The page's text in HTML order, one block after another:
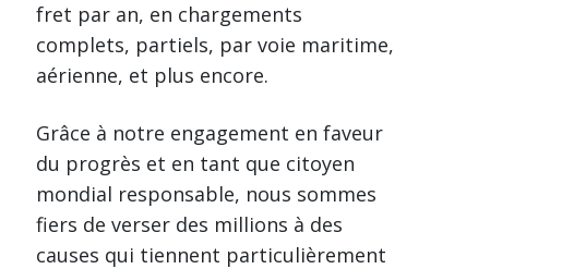
fret par an, en chargements
complets, partiels, par voie maritime,
aérienne, et plus encore.
Grâce à notre engagement en faveur
du progrès et en tant que citoyen
mondial responsable, nous sommes
fiers de verser des millions à des
causes qui tiennent particulièrement